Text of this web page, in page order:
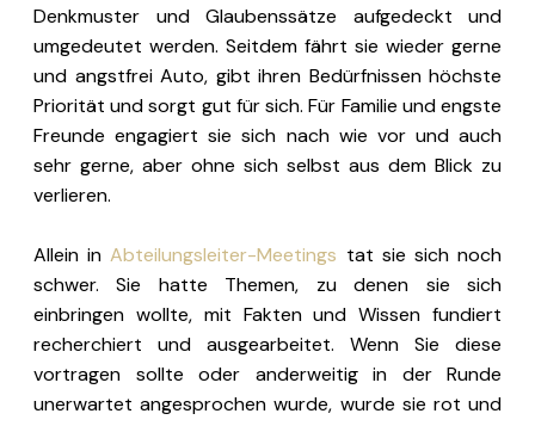
Denkmuster und Glaubenssätze aufgedeckt und
umgedeutet werden. Seitdem fährt sie wieder gerne
und angstfrei Auto, gibt ihren Bedürfnissen höchste
Priorität und sorgt gut für sich. Für Familie und engste
Freunde engagiert sie sich nach wie vor und auch
sehr gerne, aber ohne sich selbst aus dem Blick zu
verlieren.
Allein inAbteilungsleiter-Meetings tat sie sich noch
schwer. Sie hatte Themen, zu denen sie sich
einbringen wollte, mit Fakten und Wissen fundiert
recherchiert und ausgearbeitet. Wenn Sie diese
vortragen sollte oder anderweitig in der Runde
unerwartet angesprochen wurde, wurde sie rot und